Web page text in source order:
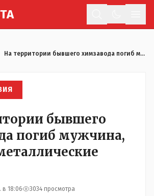
На территории бывшего химзавода погиб мужчина, упав на металлические штыри
бывшего
погиб мужчина,
в 18:06 3034 просмотра